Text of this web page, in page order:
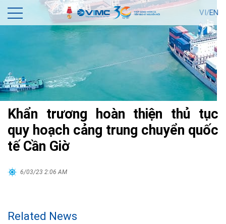
VI/EN
Khẩn trương hoàn thiện thủ tục
quy hoạch cảng trung chuyển quốc
tế Cần Giờ
6/03/23 2:06 AM
Related News